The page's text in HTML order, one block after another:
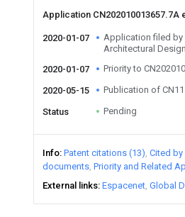
Application CN202010013657.7A
2020-01-07
Application filed by
Architectural
2020-01-07
Priority to
2020-05-15 Publication of
Status Pending
Info Patent citations (13) Cited by
documents Priority and Related
External links Espacenet Global